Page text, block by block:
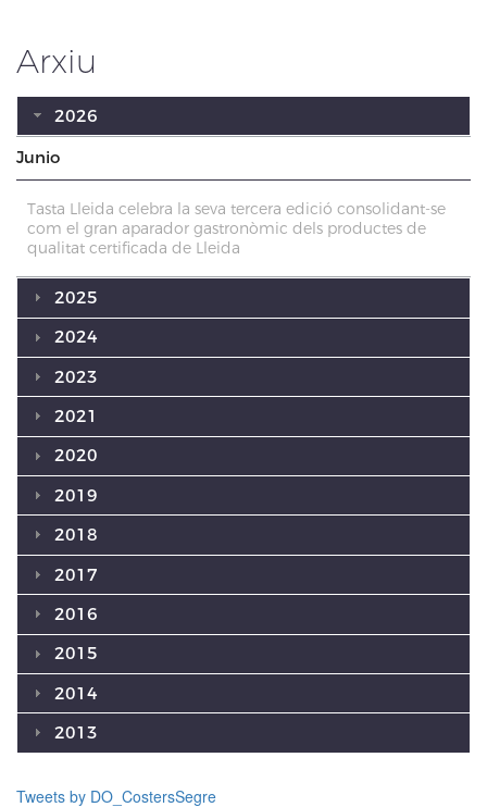
Arxiu
2026
Junio
Tasta Lleida celebra la seva tercera edició consolidant-se
com el gran aparador gastronòmic dels productes de
qualitat certificada de Lleida
2025
2024
2023
2021
2020
2019
2018
2017
2016
2015
2014
2013
Tweets by DO_CostersSegre